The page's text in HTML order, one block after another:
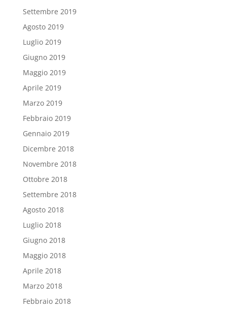
Settembre 2019
Agosto 2019
Luglio 2019
Giugno 2019
Maggio 2019
Aprile 2019
Marzo 2019
Febbraio 2019
Gennaio 2019
Dicembre 2018
Novembre 2018
Ottobre 2018
Settembre 2018
Agosto 2018
Luglio 2018
Giugno 2018
Maggio 2018
Aprile 2018
Marzo 2018
Febbraio 2018